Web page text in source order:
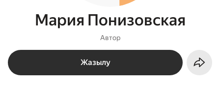
Мария Понизовская
Автор
Жазылу